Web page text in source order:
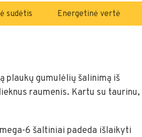
sudėtis Energetinė vertė
plaukų gumulėlių šalinimą iš
raumenis. Kartu su
6 šaltiniai padeda išlaikyti